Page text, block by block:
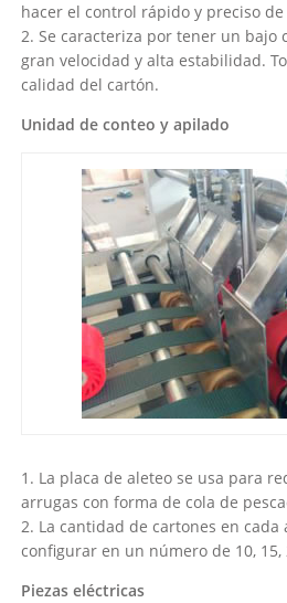
hacer el control rápido y preciso
2. Se caracteriza por tener un bajo
gran velocidad y alta estabilidad.
calidad del cartón.
Unidad de conteo y apilado
1. La placa de aleteo se usa para
arrugas con forma de cola de
2. La cantidad de cartones en
configurar en un número de 10, 15,
Piezas eléctricas